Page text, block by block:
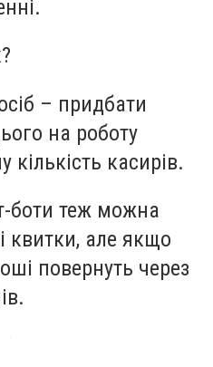
– придбати
на роботу
касирів.
боти теж можна
квитки, але якщо
повернуть через